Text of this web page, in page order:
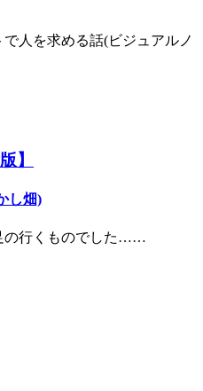
人を求める話(ビジュアルノ
】
し畑)
の行くものでした……